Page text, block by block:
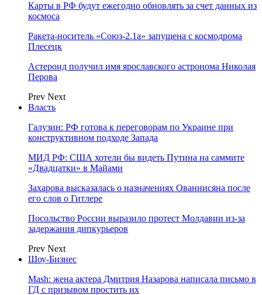
Карты в РФ будут ежегодно обновлять за счет данных из
космоса
Ракета-носитель «Союз-2.1а» запущена с космодрома
Плесецк
Астероид получил имя ярославского астронома Николая
Перова
Prev Next
Власть
Галузин: РФ готова к переговорам по Украине при
конструктивном подходе Запада
МИД РФ: США хотели бы видеть Путина на саммите
«Двадцатки» в Майами
Захарова высказалась о назначениях Ованнисяна после
его слов о Гитлере
Посольство России выразило протест Молдавии из-за
задержания дипкурьеров
Prev Next
Шоу-Бизнес
Mash: жена актера Дмитрия Назарова написала письмо в
ГД с призывом простить их